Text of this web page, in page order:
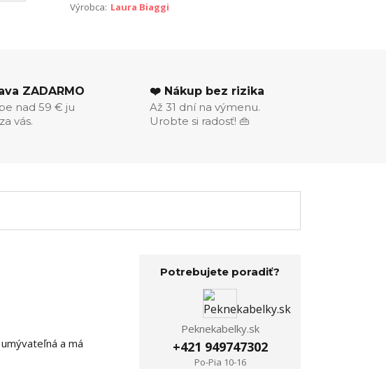
Výrobca: Laura Biaggi
ZADARMO
nad 59 € ju
vás.
❤️ Nákup bez rizika
Až 31 dní na výmenu.
Urobte si radosť! 👜
a má
Potrebujete poradiť?
Peknekabelky.sk
+421 949747302
Po-Pia 10-16